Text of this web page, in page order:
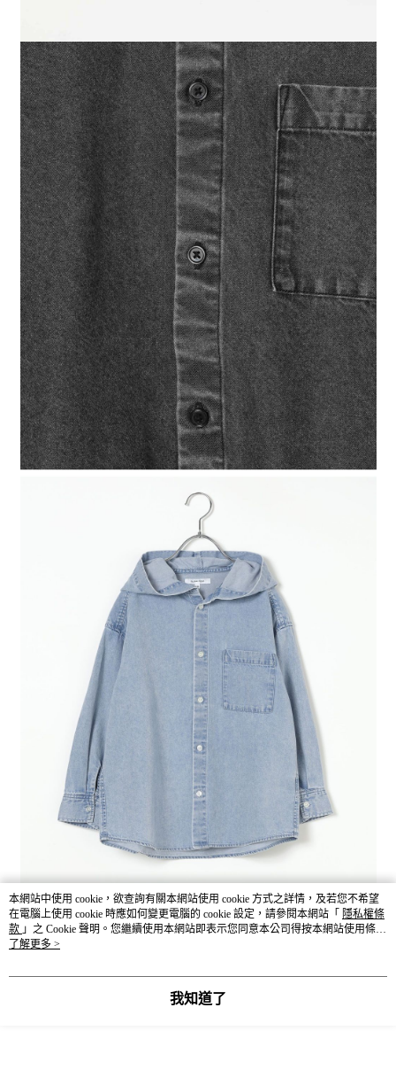
本網站中使用 cookie，欲查詢有關本網站使用 cookie 方式之詳情，及若您不希望
在電腦上使用 cookie 時應如何變更電腦的 cookie 設定，請參閱本網站「 隱私權條
款 」之 Cookie 聲明。您繼續使用本網站即表示您同意本公司得按本網站使用條款
之 Cookie 聲明使用 cookie。
了解更多 >
我知道了